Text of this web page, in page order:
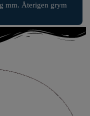
mm. Återigen grym